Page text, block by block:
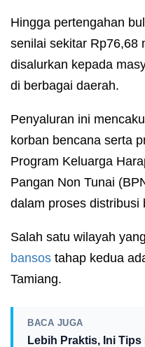
Hingga pertengahan
senilai sekitar Rp76,68
disalurkan kepada
di berbagai daerah.
Penyaluran ini
korban bencana serta
Program Keluarga
Pangan Non Tunai
dalam proses distribusi
Salah satu wilayah
bansos tahap kedua
Tamiang.
BACA JUGA
Lebih Praktis, Ini